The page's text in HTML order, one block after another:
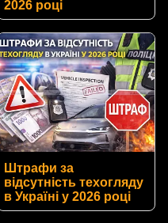
2026 році
Штрафи за
відсутність техогляду
в Україні у 2026 році